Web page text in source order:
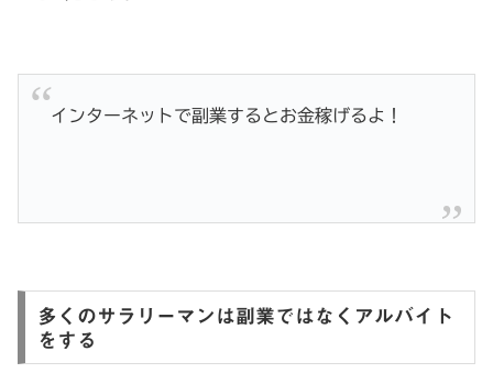
インターネットで副業するとお金稼げるよ！
多くのサラリーマンは副業ではなくアルバイト
をする